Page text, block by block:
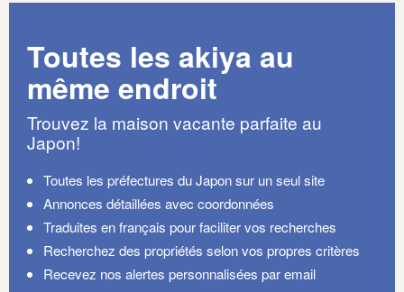
Toutes les akiya au
même endroit
Trouvez la maison vacante parfaite au
Japon!
Toutes les préfectures du Japon sur un seul site
Annonces détaillées avec coordonnées
Traduites en français pour faciliter vos recherches
Recherchez des propriétés selon vos propres critères
Recevez nos alertes personnalisées par email